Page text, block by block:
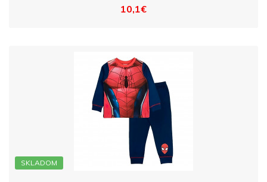
10,1€
SKLADOM